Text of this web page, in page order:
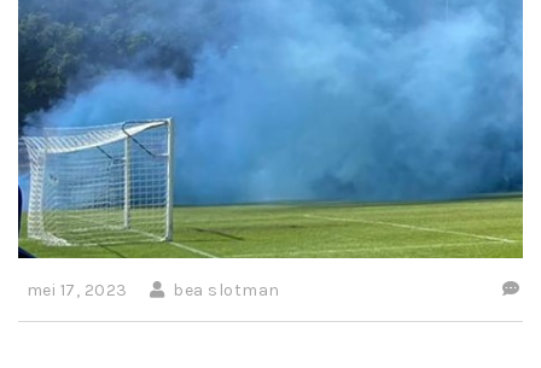
mei 17, 2023 bea slotman